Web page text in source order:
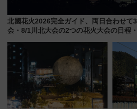
北國花火2026完全ガイド、両日合わせて
会・8/1川北大会の2つの花火大会の日程